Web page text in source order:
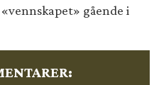
gående i